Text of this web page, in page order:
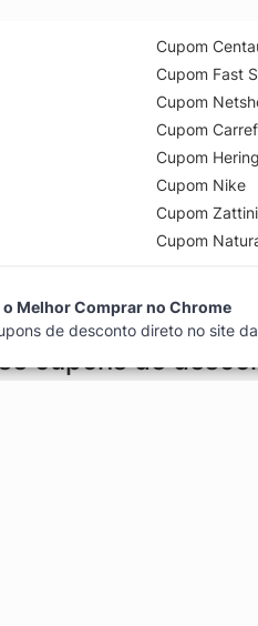
Cupom
Cupom Fast
Cupom
Cupom
Cupom Hering
Cupom Nike
Cupom Zattini
Cupom
cupons de
Melhor Comprar no Chrome
de desconto direto no site